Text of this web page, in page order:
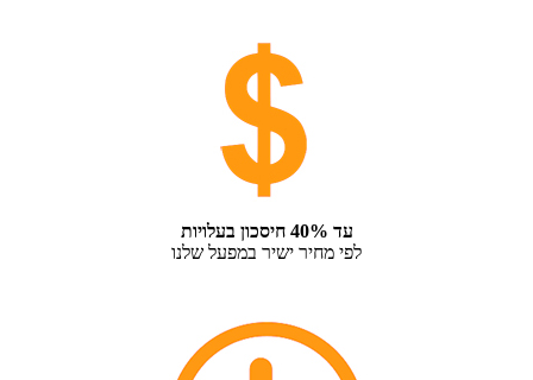
עד 40% חיסכון בעלויות
לפי מחיר ישיר במפעל שלנו